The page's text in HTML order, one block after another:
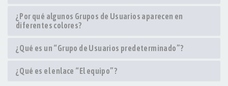
¿Por qué algunos Grupos de Usuarios aparecen en
diferentes colores?
¿Qué es un “Grupo de Usuarios predeterminado”?
¿Qué es el enlace “El equipo”?